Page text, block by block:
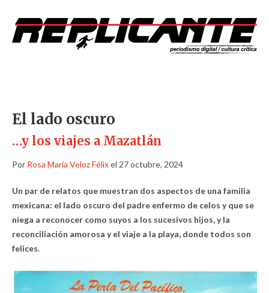
El lado oscuro
…y los viajes a Mazatlán
Por Rosa María Veloz Félixel 27 octubre, 2024
Un par de relatos que muestran dos aspectos de una familia
mexicana: el lado oscuro del padre enfermo de celos y que se
niega a reconocer como suyos a los sucesivos hijos, y la
reconciliación amorosa y el viaje a la playa, donde todos son
felices.